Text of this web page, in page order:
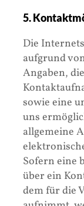
5.
Die
aufgrund
Angaben,
sowie eine
uns
allgemeine
Sofern eine
über ein
dem für die